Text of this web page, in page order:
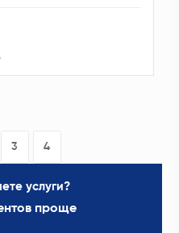
3 4
услуги?
проще